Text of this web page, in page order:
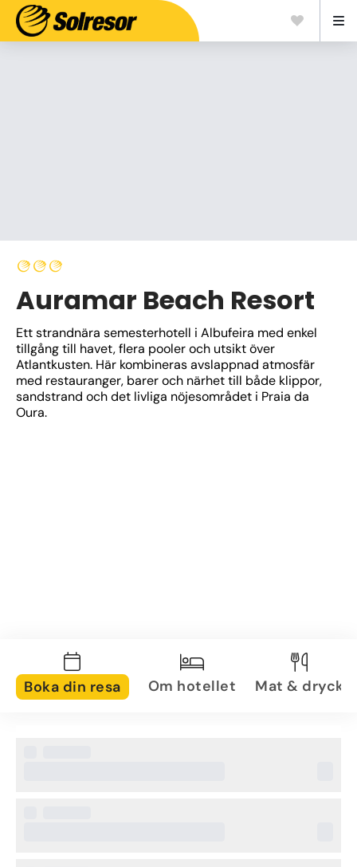
Auramar Beach Resort
Ett strandnära semesterhotell i Albufeira med enkel
tillgång till havet, flera pooler och utsikt över
Atlantkusten. Här kombineras avslappnad atmosfär
med restauranger, barer och närhet till både klippor,
sandstrand och det livliga nöjesområdet i Praia da
Oura.
Boka din resa Om hotellet Mat & dryck